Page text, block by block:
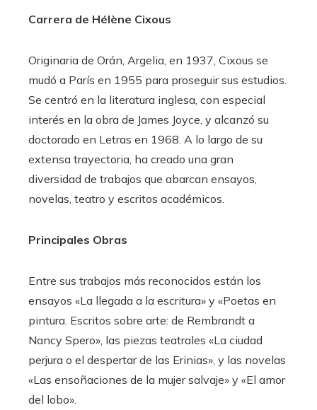
Carrera de Hélène Cixous
Originaria de Orán, Argelia, en 1937, Cixous se
mudó a París en 1955 para proseguir sus estudios.
Se centró en la literatura inglesa, con especial
interés en la obra de James Joyce, y alcanzó su
doctorado en Letras en 1968. A lo largo de su
extensa trayectoria, ha creado una gran
diversidad de trabajos que abarcan ensayos,
novelas, teatro y escritos académicos.
Principales Obras
Entre sus trabajos más reconocidos están los
ensayos «La llegada a la escritura» y «Poetas en
pintura. Escritos sobre arte: de Rembrandt a
Nancy Spero», las piezas teatrales «La ciudad
perjura o el despertar de las Erinias», y las novelas
«Las ensoñaciones de la mujer salvaje» y «El amor
del lobo».​